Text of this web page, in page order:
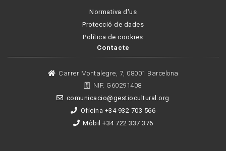
Normativa d'us
Protecció de dades
Política de cookies
Contacte
Carrer Montalegre, 7, 08001 Barcelona
NIF. G60291408
comunicacio@gestiocultural.org
Oficina +34 932 703 566
Mòbil +34 722 337 376